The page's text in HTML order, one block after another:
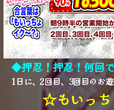
◆押忍！押忍！何回
1日に、2回目、3回目のお
☆もいっち